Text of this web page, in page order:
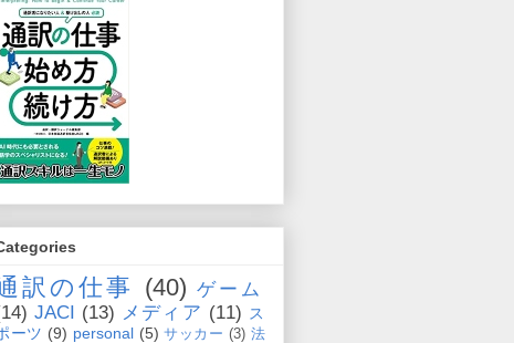
訳の仕事 (40) ゲーム
JACI (13) メディア (11) ス
ーツ (9) personal (5) サッカー (3) 法